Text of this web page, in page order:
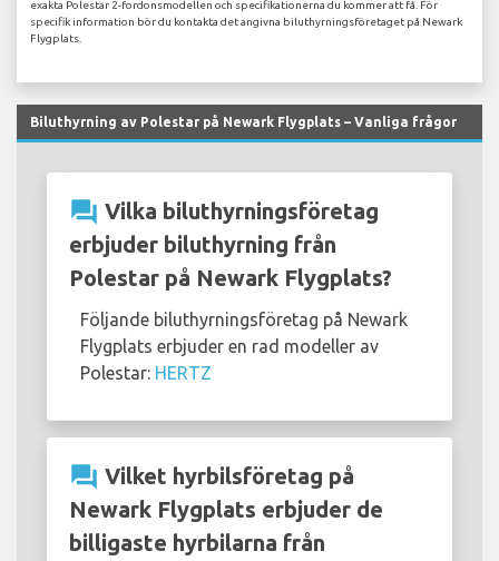
exakta Polestar 2-fordonsmodellen och specifikationerna du kommer att få. För
specifik information bör du kontakta det angivna biluthyrningsföretaget på Newark
Flygplats.
Biluthyrning av Polestar på Newark Flygplats – Vanliga frågor
question_answer Vilka biluthyrningsföretag
erbjuder biluthyrning från
Polestar på Newark Flygplats?
Följande biluthyrningsföretag på Newark
Flygplats erbjuder en rad modeller av
Polestar: HERTZ
question_answer Vilket hyrbilsföretag på
Newark Flygplats erbjuder de
billigaste hyrbilarna från